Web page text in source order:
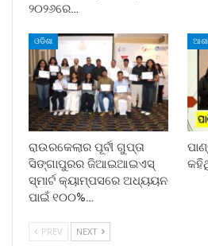
୨୦୨୬ରେ…
ଓଡିଶା
ରାଉରକେଲାର ପୂର୍ବୀ ଗୁପ୍ତା
ସିଙ୍ଗାପୁରର ଜିଆଇଆଇଏସ୍
ସ୍ମାର୍ଟ କ୍ୟାମ୍ପସରେ ଅଧ୍ୟୟନ
ପାଇଁ ୧୦୦%…
PREV NEXT